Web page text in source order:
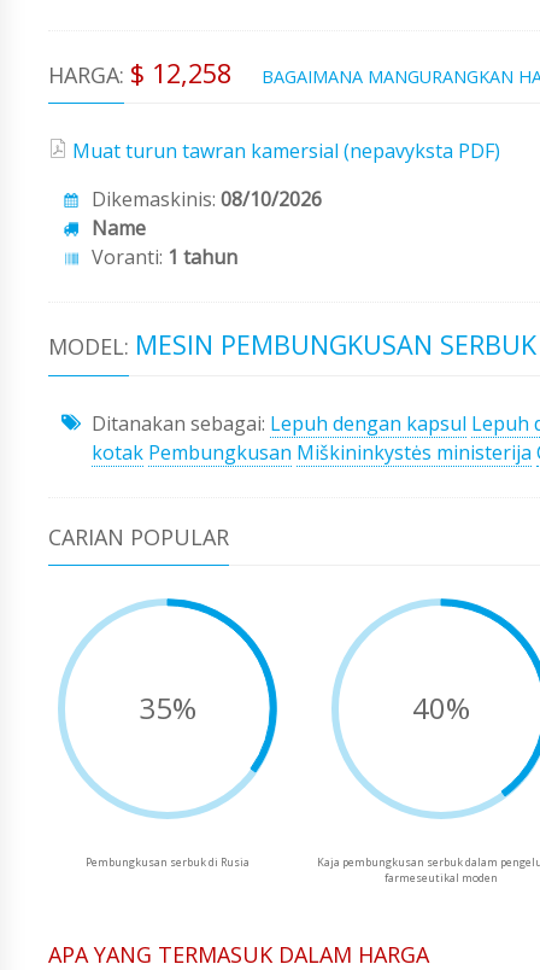
HARGA: $ 12,258 BAGAIMANA MANGURANGKAN
Muat turun tawran kamersial (nepavyksta PDF)
Dikemaskinis: 08/10/2026
Name
Voranti: 1 tahun
MODEL: MESIN PEMBUNGKUSAN
Ditanakan sebagai: Lepuh dengan kapsul Lepuh
kotak Pembungkusan Miškininkystės ministerija
CARIAN POPULAR
35%
Pembungkusan serbuk di Rusia
40%
Kaja pembungkusan serbuk dalam
farmeseutikal moden
APA YANG TERMASUK DALAM HARGA